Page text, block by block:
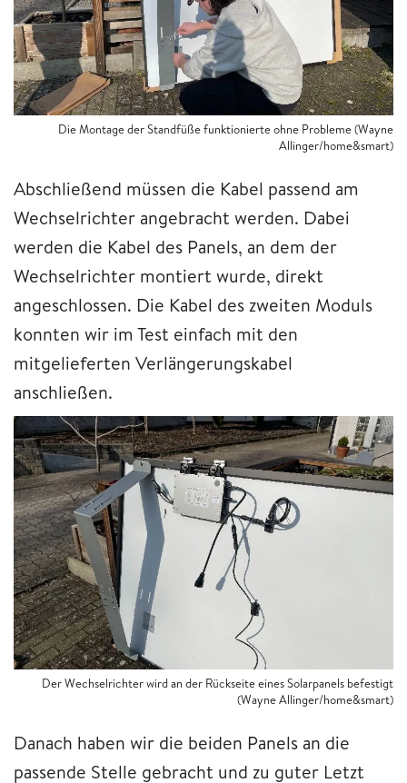
Die Montage der Standfüße funktionierte ohne Probleme (Wayne
Allinger/home&smart)
Abschließend müssen die Kabel passend am
Wechselrichter angebracht werden. Dabei
werden die Kabel des Panels, an dem der
Wechselrichter montiert wurde, direkt
angeschlossen. Die Kabel des zweiten Moduls
konnten wir im Test einfach mit den
mitgelieferten Verlängerungskabel
anschließen.
Der Wechselrichter wird an der Rückseite eines Solarpanels befestigt
(Wayne Allinger/home&smart)
Danach haben wir die beiden Panels an die
passende Stelle gebracht und zu guter Letzt